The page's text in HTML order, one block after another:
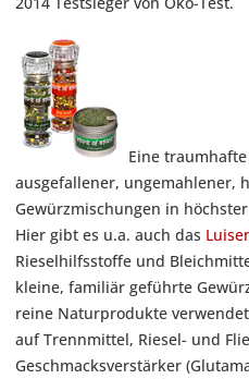
Eine
ausgefallener, ungemahlener,
Gewürzmischungen in
Hier gibt es u.a. auch das
Rieselhilfsstoffe und
kleine, familiär geführte
reine Naturprodukte
auf Trennmittel, Riesel- und
Geschmacksverstärker